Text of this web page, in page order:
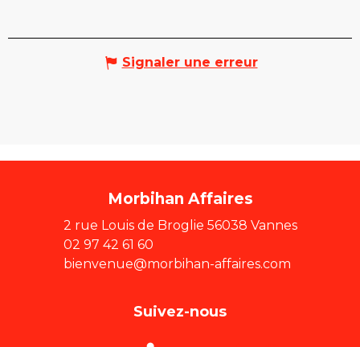
Signaler une erreur
Morbihan Affaires
2 rue Louis de Broglie 56038 Vannes
02 97 42 61 60
bienvenue@morbihan-affaires.com
Suivez-nous